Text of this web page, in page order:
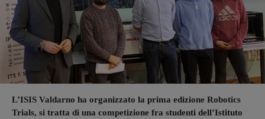
L’ISIS Valdarno ha organizzato la prima edizione Robotics
Trials, si tratta di una competizione fra studenti dell’Istituto